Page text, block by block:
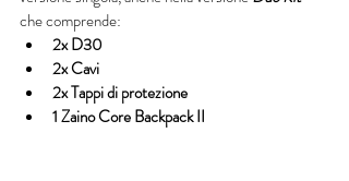
che comprende:
2x D30
2x Cavi
2x Tappi di protezione
1 Zaino Core Backpack II